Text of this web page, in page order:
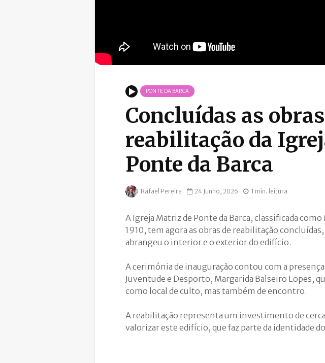
PONTE DA BARCA
Concluídas as
reabilitação da
Ponte da Barca
Rafael Pereira 24 Junho, 2026 1 min. leitura
A Igreja Matriz de Ponte da Barca, classificada
1910, tem agora as obras de reabilitação
abrangeu o interior e o exterior do edifício.
A cerimónia de inauguração contou com a
Juventude e Desporto, Margarida Balseiro Lopes,
como local de culto, mas também de encontro.
A reabilitação representa um investimento de
valorizar este edifício, que faz parte da identidade